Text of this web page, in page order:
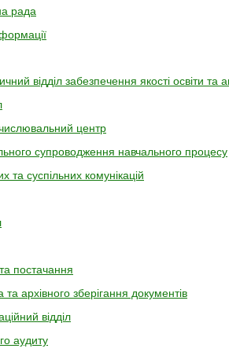
рада
відділ забезпечення якості освіти та
центр
супроводження навчального процесу
та суспільних комунікацій
постачання
та архівного зберігання документів
відділ
аудиту